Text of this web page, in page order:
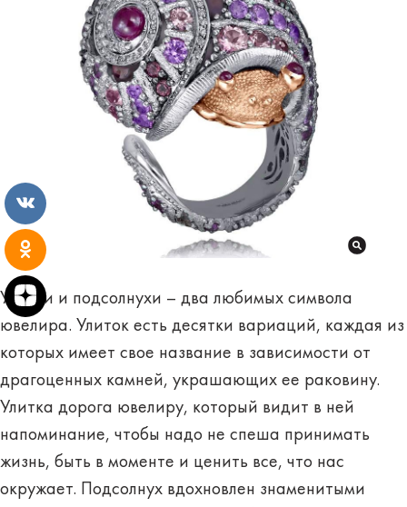
Улитки и подсолнухи – два любимых символа
ювелира. Улиток есть десятки вариаций, каждая из
которых имеет свое название в зависимости от
драгоценных камней, украшающих ее раковину.
Улитка дорога ювелиру, который видит в ней
напоминание, чтобы надо не спеша принимать
жизнь, быть в моменте и ценить все, что нас
окружает. Подсолнух вдохновлен знаменитыми